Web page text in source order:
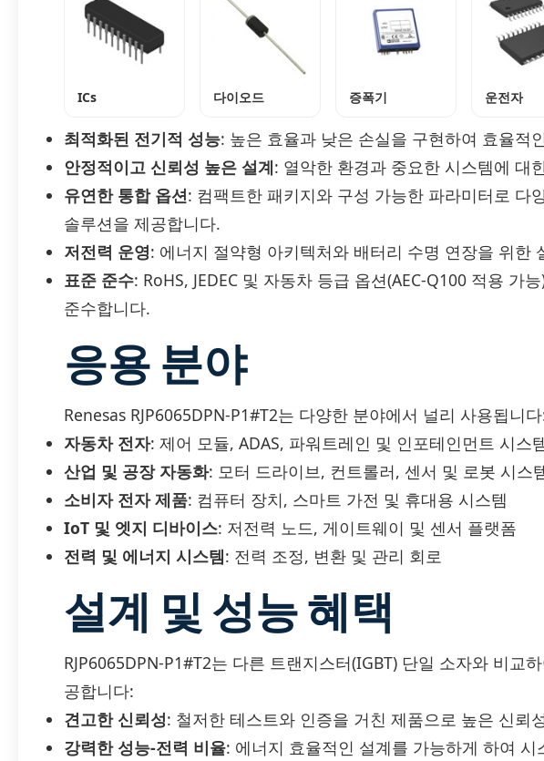
ICs 다이오드 증폭기 운전자
최적화된 전기적 성능: 높은 효율과 낮은 손실을 구현하여 효율적
안정적이고 신뢰성 높은 설계: 열악한 환경과 중요한 시스템에 대
유연한 통합 옵션: 컴팩트한 패키지와 구성 가능한 파라미터로 다
솔루션을 제공합니다.
저전력 운영: 에너지 절약형 아키텍처와 배터리 수명 연장을 위한
표준 준수: RoHS, JEDEC 및 자동차 등급 옵션(AEC-Q100 적용 가
준수합니다.
응용 분야
Renesas RJP6065DPN-P1#T2는 다양한 분야에서 널리 사용됩니
자동차 전자: 제어 모듈, ADAS, 파워트레인 및 인포테인먼트 시스
산업 및 공장 자동화: 모터 드라이브, 컨트롤러, 센서 및 로봇 시스
소비자 전자 제품: 컴퓨터 장치, 스마트 가전 및 휴대용 시스템
IoT 및 엣지 디바이스: 저전력 노드, 게이트웨이 및 센서 플랫폼
전력 및 에너지 시스템: 전력 조정, 변환 및 관리 회로
설계 및 성능 혜택
RJP6065DPN-P1#T2는 다른 트랜지스터(IGBT) 단일 소자와 비교
공합니다:
견고한 신뢰성: 철저한 테스트와 인증을 거친 제품으로 높은 신뢰
강력한 성능-전력 비율: 에너지 효율적인 설계를 가능하게 하여 시